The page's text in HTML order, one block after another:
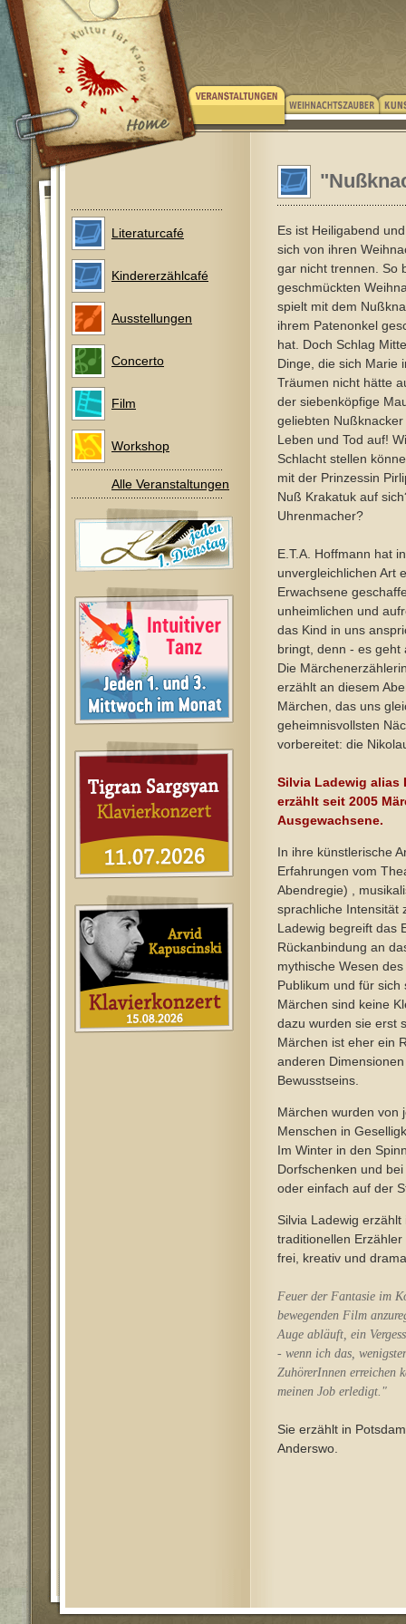
Literaturcafé
Kindererzählcafé
Ausstellungen
Concerto
Film
Workshop
Alle Veranstaltungen
Es ist Heiligabend
sich von ihren
gar nicht trennen. So
geschmückten
spielt mit dem
ihrem Patenonkel
hat. Doch Schlag
Dinge, die sich Marie
Träumen nicht hätte
der siebenköpfige
geliebten
Leben und Tod auf!
Schlacht stellen
mit der Prinzessin
Nuß Krakatuk auf
Uhrenmacher?
E.T.A. Hoffmann hat
unvergleichlichen Art
Erwachsene
unheimlichen und
das Kind in uns
bringt, denn - es geht
Die
erzählt an diesem
Märchen, das uns
geheimnisvollsten
vorbereitet: die
Silvia Ladewig alias
erzählt seit 2005
Ausgewachsene.
In ihre künstlerische
Erfahrungen vom
Abendregie) ,
sprachliche Intensität
Ladewig begreift das
Rückanbindung an
mythische Wesen
Publikum und für sich
Märchen sind keine
dazu wurden sie erst
Märchen ist eher ein
anderen
Bewusstseins.
Märchen wurden von
Menschen in
Im Winter in den
Dorfschenken und
oder einfach auf der
Silvia Ladewig
traditionellen
frei, kreativ und
Feuer der Fantasie im
bewegenden Film
Auge abläuft, ein
- wenn ich das,
ZuhörerInnen erreichen
meinen Job erledigt."
Sie erzählt in
Anderswo.